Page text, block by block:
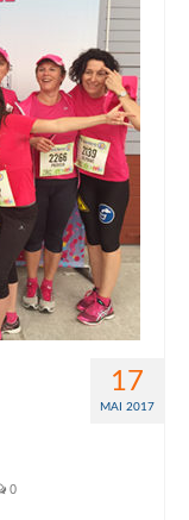
17
MAI 2017
0